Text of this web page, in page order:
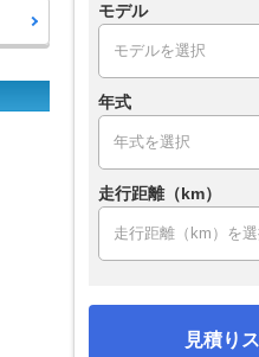
モデル
年式
走行距離（km）
見積り